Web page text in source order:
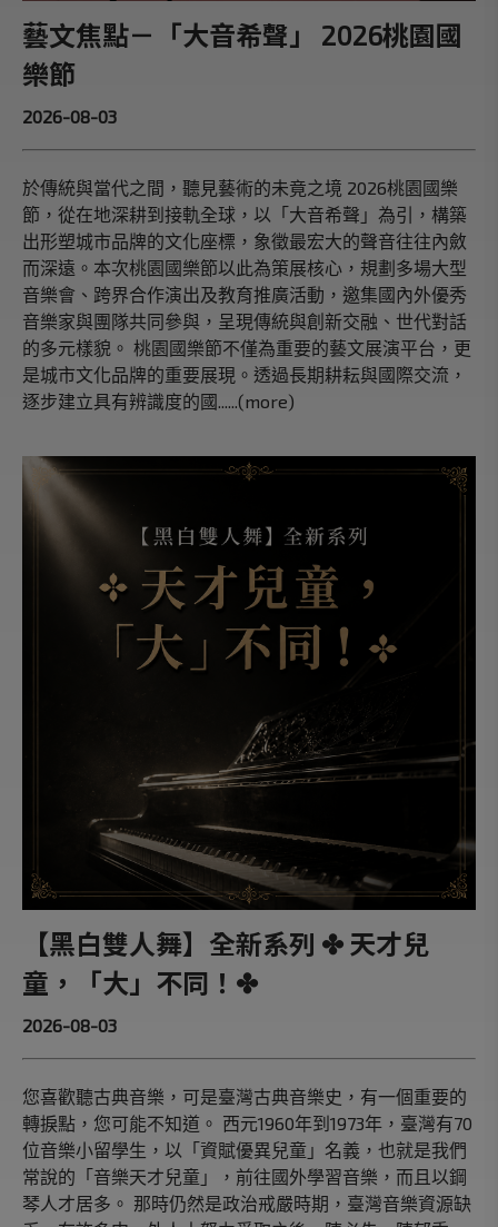
藝文焦點－「大音希聲」 2026桃園國
樂節
2026-08-03
於傳統與當代之間，聽見藝術的未竟之境 2026桃園國樂
節，從在地深耕到接軌全球，以「大音希聲」為引，構築
出形塑城市品牌的文化座標，象徵最宏大的聲音往往內斂
而深遠。本次桃園國樂節以此為策展核心，規劃多場大型
音樂會、跨界合作演出及教育推廣活動，邀集國內外優秀
音樂家與團隊共同參與，呈現傳統與創新交融、世代對話
的多元樣貌。 桃園國樂節不僅為重要的藝文展演平台，更
是城市文化品牌的重要展現。透過長期耕耘與國際交流，
逐步建立具有辨識度的國......(more)
【黑白雙人舞】全新系列 ✤ 天才兒
童，「大」不同！✤
2026-08-03
您喜歡聽古典音樂，可是臺灣古典音樂史，有一個重要的
轉捩點，您可能不知道。 西元1960年到1973年，臺灣有70
位音樂小留學生，以「資賦優異兒童」名義，也就是我們
常說的「音樂天才兒童」，前往國外學習音樂，而且以鋼
琴人才居多。 那時仍然是政治戒嚴時期，臺灣音樂資源缺